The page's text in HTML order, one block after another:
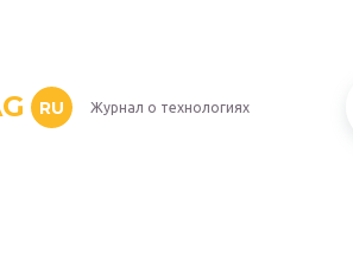
RU Журнал о технологиях